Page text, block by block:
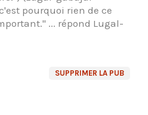
pourquoi rien de ce
... répond Lugal-
SUPPRIMER LA PUB